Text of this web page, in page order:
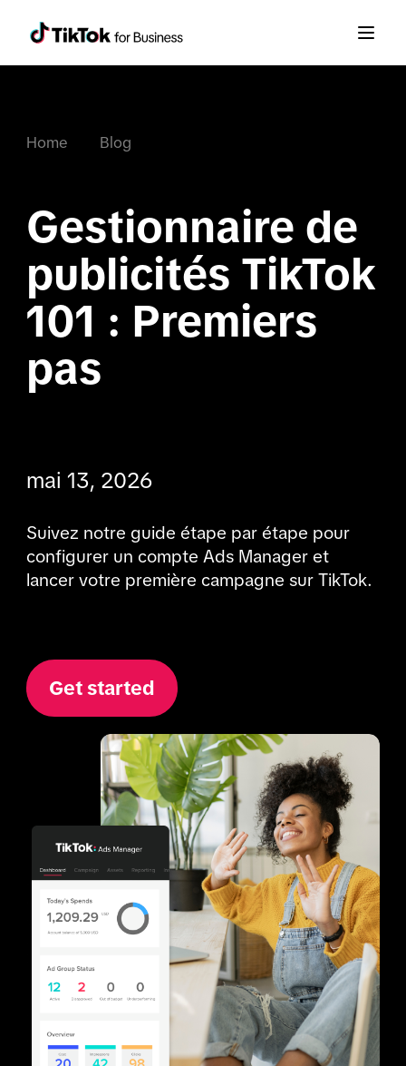
Home Blog
Gestionnaire de
publicités TikTok
101 : Premiers
pas
mai 13, 2026
Suivez notre guide étape par étape pour
configurer un compte Ads Manager et
lancer votre première campagne sur TikTok.
Get started